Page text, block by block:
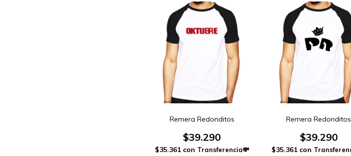
Remera Redonditos
$39.290
$35.361 con
Remera Redonditos
$39.290
$35.361 con